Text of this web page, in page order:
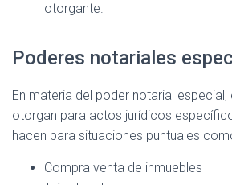
otorgante.
Poderes notariales
En materia del poder notarial
otorgan para actos jurídicos
hacen para situaciones puntuales
Compra venta de inmuebles